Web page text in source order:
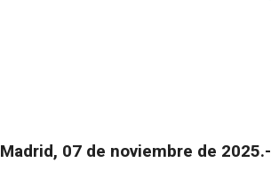
Madrid, 07 de noviembre de 2025.-